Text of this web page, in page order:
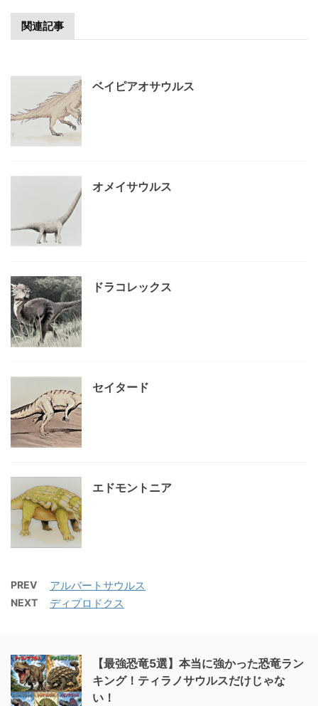
関連記事
ベイピアオサウルス
オメイサウルス
ドラコレックス
セイタード
エドモントニア
PREV アルバートサウルス
NEXT ディプロドクス
【最強恐竜5選】本当に強かった恐竜ラン
キング！ティラノサウルスだけじゃな
い！